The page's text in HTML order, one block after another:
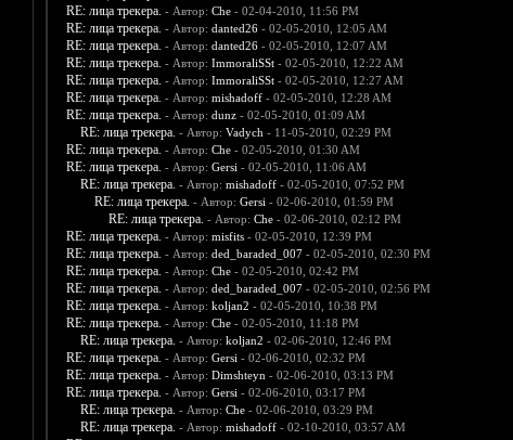
RE: лица трекера. - Автор: Che- 02-04-2010, 11:56 PM
RE: лица трекера. - Автор: danted26- 02-05-2010, 12:05 AM
RE: лица трекера. - Автор: danted26- 02-05-2010, 12:07 AM
RE: лица трекера. - Автор: ImmoraliSSt- 02-05-2010, 12:22 AM
RE: лица трекера. - Автор: ImmoraliSSt- 02-05-2010, 12:27 AM
RE: лица трекера. - Автор: mishadoff- 02-05-2010, 12:28 AM
RE: лица трекера. - Автор: dunz- 02-05-2010, 01:09 AM
RE: лица трекера. - Автор: Vadych - 11-05-2010, 02:29 PM
RE: лица трекера. - Автор: Che- 02-05-2010, 01:30 AM
RE: лица трекера. - Автор: Gersi - 02-05-2010, 11:06 AM
RE: лица трекера. - Автор: mishadoff- 02-05-2010, 07:52 PM
RE: лица трекера. - Автор: Gersi - 02-06-2010, 01:59 PM
RE: лица трекера. - Автор: Che- 02-06-2010, 02:12 PM
RE: лица трекера. - Автор: misfits- 02-05-2010, 12:39 PM
RE: лица трекера. - Автор: ded_baraded_007- 02-05-2010, 02:30 PM
RE: лица трекера. - Автор: Che- 02-05-2010, 02:42 PM
RE: лица трекера. - Автор: ded_baraded_007- 02-05-2010, 02:56 PM
RE: лица трекера. - Автор: koljan2 - 02-05-2010, 10:38 PM
RE: лица трекера. - Автор: Che- 02-05-2010, 11:18 PM
RE: лица трекера. - Автор: koljan2 - 02-06-2010, 12:46 PM
RE: лица трекера. - Автор: Gersi - 02-06-2010, 02:32 PM
RE: лица трекера. - Автор: Dimshteyn - 02-06-2010, 03:13 PM
RE: лица трекера. - Автор: Gersi - 02-06-2010, 03:17 PM
RE: лица трекера. - Автор: Che- 02-06-2010, 03:29 PM
RE: лица трекера. - Автор: mishadoff- 02-10-2010, 03:57 AM